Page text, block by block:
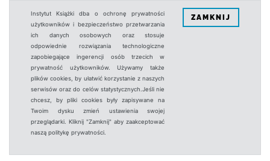
Instytut Książki dba o ochronę prywatności
użytkowników i bezpieczeństwo przetwarzania
ich danych osobowych oraz stosuje
odpowiednie rozwiązania technologiczne
zapobiegające ingerencji osób trzecich w
prywatność użytkowników. Używamy także
plików cookies, by ułatwić korzystanie z naszych
serwisów oraz do celów statystycznych.Jeśli nie
chcesz, by pliki cookies były zapisywane na
Twoim dysku zmień ustawienia swojej
przeglądarki. Kliknij "Zamknij" aby zaakceptować
naszą politykę prywatności.
ZAMKNIJ